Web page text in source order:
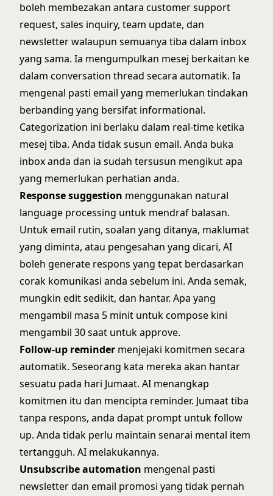
boleh membezakan antara customer support
request, sales inquiry, team update, dan
newsletter walaupun semuanya tiba dalam inbox
yang sama. Ia mengumpulkan mesej berkaitan ke
dalam conversation thread secara automatik. Ia
mengenal pasti email yang memerlukan tindakan
berbanding yang bersifat informational.
Categorization ini berlaku dalam real-time ketika
mesej tiba. Anda tidak susun email. Anda buka
inbox anda dan ia sudah tersusun mengikut apa
yang memerlukan perhatian anda.
Response suggestion menggunakan natural
language processing untuk mendraf balasan.
Untuk email rutin, soalan yang ditanya, maklumat
yang diminta, atau pengesahan yang dicari, AI
boleh generate respons yang tepat berdasarkan
corak komunikasi anda sebelum ini. Anda semak,
mungkin edit sedikit, dan hantar. Apa yang
mengambil masa 5 minit untuk compose kini
mengambil 30 saat untuk approve.
Follow-up reminder menjejaki komitmen secara
automatik. Seseorang kata mereka akan hantar
sesuatu pada hari Jumaat. AI menangkap
komitmen itu dan mencipta reminder. Jumaat tiba
tanpa respons, anda dapat prompt untuk follow
up. Anda tidak perlu maintain senarai mental item
tertangguh. AI melakukannya.
Unsubscribe automation mengenal pasti
newsletter dan email promosi yang tidak pernah